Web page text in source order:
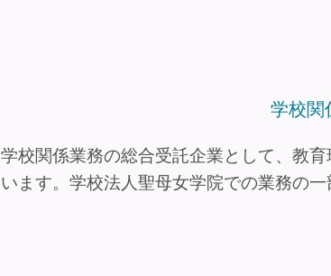
学校
学校関係業務の総合受託企業として、教
います。学校法人聖母女学院での業務の